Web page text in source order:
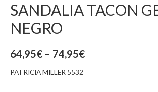
SANDALIA TACON
NEGRO
64,95€ – 74,95€
PATRICIA MILLER 5532